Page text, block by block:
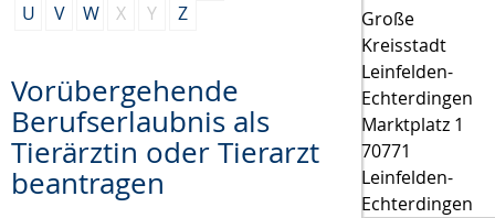
U
V W X Y Z
Vorübergehende
Berufserlaubnis als
Tierärztin oder Tierarzt
beantragen
Große
Kreisstadt
Leinfelden-
Echterdingen
Marktplatz 1
70771
Leinfelden-
Echterdingen